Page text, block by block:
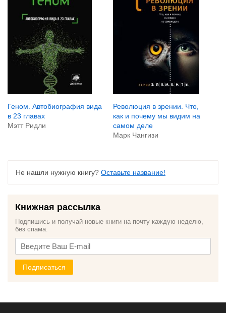
Геном. Автобиография вида
в 23 главах
Мэтт Ридли
Революция в зрении. Что,
как и почему мы видим на
самом деле
Марк Чангизи
Не нашли нужную книгу? Оставьте название!
Книжная рассылка
Подпишись и получай новые книги на почту каждую неделю,
без спама.
Подписаться